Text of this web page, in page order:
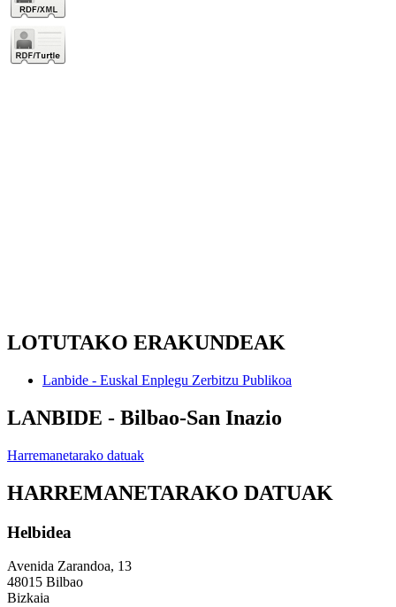
LOTUTAKO ERAKUNDEAK
Lanbide - Euskal Enplegu Zerbitzu Publikoa
LANBIDE - Bilbao-San Inazio
Harremanetarako datuak
HARREMANETARAKO DATUAK
Helbidea
Avenida Zarandoa, 13
48015 Bilbao
Bizkaia